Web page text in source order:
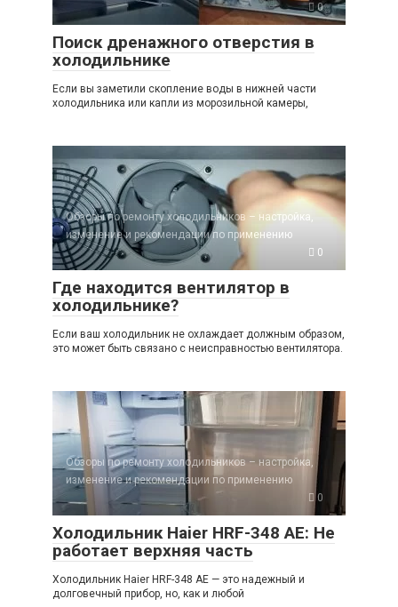
0
Поиск дренажного отверстия в
холодильнике
Если вы заметили скопление воды в нижней части
холодильника или капли из морозильной камеры,
Обзоры по ремонту холодильников – настройка,
изменение и рекомендации по применению
0
Где находится вентилятор в
холодильнике?
Если ваш холодильник не охлаждает должным образом,
это может быть связано с неисправностью вентилятора.
Обзоры по ремонту холодильников – настройка,
изменение и рекомендации по применению
0
Холодильник Haier HRF-348 AE: Не
работает верхняя часть
Холодильник Haier HRF-348 AE — это надежный и
долговечный прибор, но, как и любой